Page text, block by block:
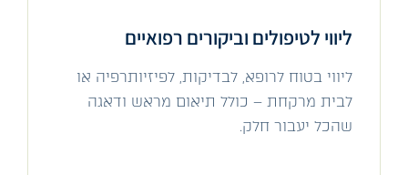
ליווי לטיפולים וביקורים רפואיים
ליווי בטוח לרופא, לבדיקות, לפיזיותרפיה או
לבית מרקחת – כולל תיאום מראש ודאגה
שהכל יעבור חלק.